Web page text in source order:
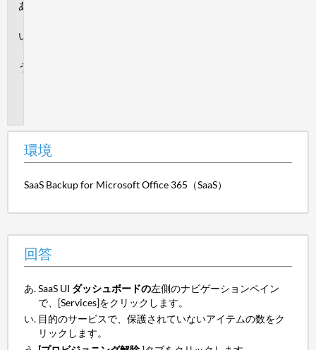
環境
SaaS Backup for Microsoft Office 365（SaaS）
回答
SaaS UI ダッシュボードの左側のナビゲーションペイン
で、[Services]をクリックします。
目的のサービスで、保護されていないアイテムの数をク
リックします。